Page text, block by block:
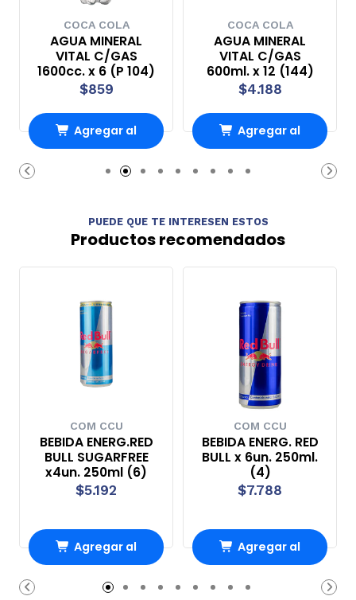
COCA COLA
AGUA MINERAL
VITAL C/GAS
1600cc. x 6 (P 104)
$859
Agregar al
Carro
COCA COLA
AGUA MINERAL
VITAL C/GAS
600ml. x 12 (144)
$4.188
Agregar al
Carro
PUEDE QUE TE INTERESEN ESTOS
Productos recomendados
COM CCU
BEBIDA ENERG.RED
BULL SUGARFREE
x4un. 250ml (6)
$5.192
Agregar al
Carro
COM CCU
BEBIDA ENERG. RED
BULL x 6un. 250ml.
(4)
$7.788
Agregar al
Carro